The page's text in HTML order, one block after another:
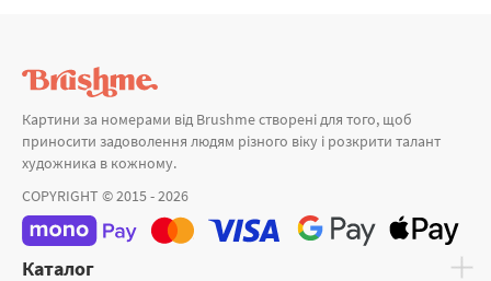
Картини за номерами від Brushme створені для того, щоб
приносити задоволення людям різного віку і розкрити талант
художника в кожному.
COPYRIGHT © 2015 - 2026
Каталог